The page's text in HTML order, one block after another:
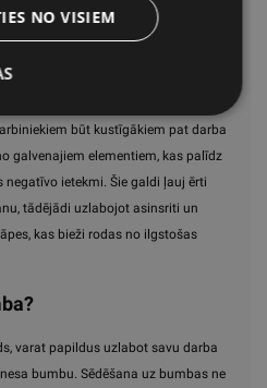
tikai sēdēšana pie galda. Lai
būt kustīgākiem pat darba
galvenajiem elementiem, kas palīdz
ietekmi. Šie galdi ļauj ērti
tādējādi uzlabojot asinsriti un
kas bieži rodas no ilgstošas
varat papildus uzlabot savu darba
bumbu. Sēdēšana uz bumbas ne
NO VISIEM